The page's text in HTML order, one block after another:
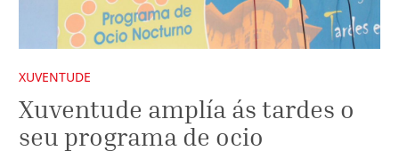
XUVENTUDE
Xuventude amplía ás tardes o
seu programa de ocio